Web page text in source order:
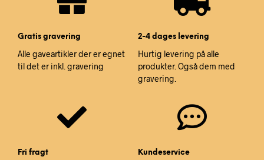
Gratis gravering
Alle gaveartikler der er egnet
til det er inkl. gravering
2-4 dages levering
Hurtig levering på alle
produkter. Også dem med
gravering.
Fri fragt Kundeservice